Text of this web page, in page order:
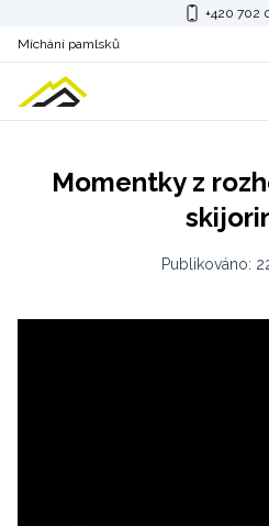
+420 702
Míchání pamlsků
Momentky z
Publikováno: